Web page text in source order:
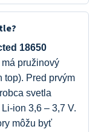
18650
má pružinový
top). Pred prvým
svetla
ion 3,6 – 3,7 V.
môžu byť